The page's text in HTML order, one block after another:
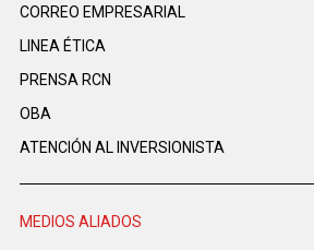
CORREO EMPRESARIAL
LINEA ÉTICA
PRENSA RCN
OBA
ATENCIÓN AL INVERSIONISTA
MEDIOS ALIADOS